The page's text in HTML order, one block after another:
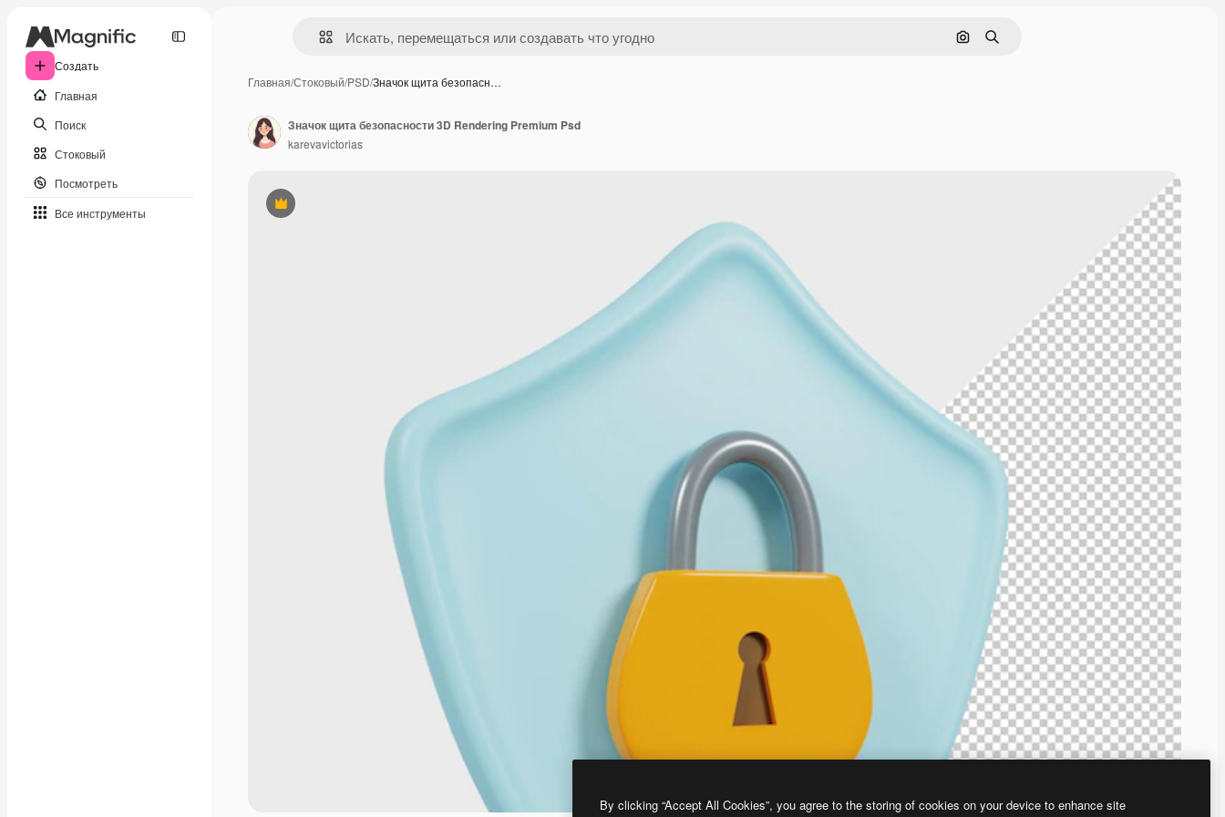
Создать
Главная
Поиск
Стоковый
Посмотреть
Все инструменты
Поиск по изображению
Поиск
Главная/Стоковый/PSD/Значок щита безопасн…
Премиум
Значок щита безопасности 3D Rendering Premium Psd
karevavictorias
By clicking “Accept All Cookies”, you agree to the storing of cookies on your device to enhance site